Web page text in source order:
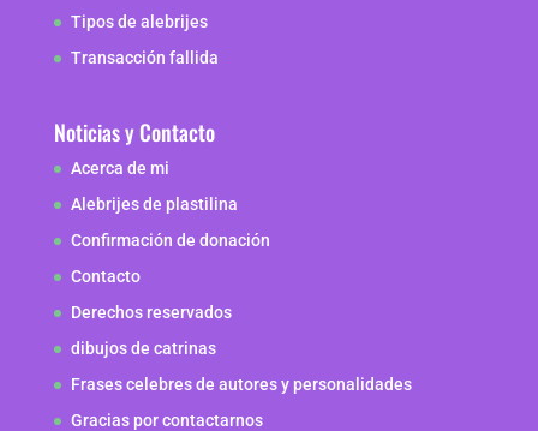
Tipos de alebrijes
Transacción fallida
Noticias y Contacto
Acerca de mi
Alebrijes de plastilina
Confirmación de donación
Contacto
Derechos reservados
dibujos de catrinas
Frases celebres de autores y personalidades
Gracias por contactarnos